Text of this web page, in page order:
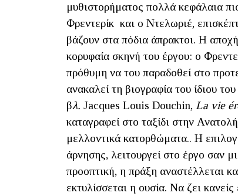
μυθιστορήματος πολλά κεφάλαια
Φρεντερίκ και ο Ντελωριέ,
βάζουν στα πόδια άπρακτοι. Η
κορυφαία σκηνή του έργου: ο
πρόθυμη να του παραδοθεί στο
ανακαλεί τη βιογραφία του ίδιου
βλ. Jacques Louis Douchin, La vie
καταγραφεί στο ταξίδι στην
μελλοντικά κατορθώματα.. Η
άρνησης, λειτουργεί στο έργο σαν
προοπτική, η πράξη αναστέλλεται
εκτυλίσσεται η ουσία. Να ζει